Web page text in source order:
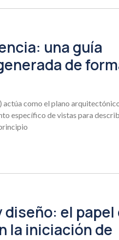
una guía
de
como el plano
específico de vistas para
el papel
la iniciación de